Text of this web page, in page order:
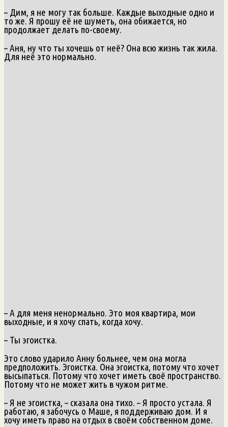
– Дим, я не могу так больше. Каждые выходные одно и
то же. Я прошу её не шуметь, она обижается, но
продолжает делать по-своему.
– Аня, ну что ты хочешь от неё? Она всю жизнь так жила.
Для неё это нормально.
– А для меня ненормально. Это моя квартира, мои
выходные, и я хочу спать, когда хочу.
– Ты эгоистка.
Это слово ударило Анну больнее, чем она могла
предположить. Эгоистка. Она эгоистка, потому что хочет
высыпаться. Потому что хочет иметь своё пространство.
Потому что не может жить в чужом ритме.
– Я не эгоистка, – сказала она тихо. – Я просто устала. Я
работаю, я забочусь о Маше, я поддерживаю дом. И я
хочу иметь право на отдых в своём собственном доме.